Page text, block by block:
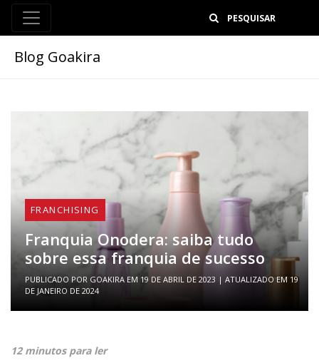
Blog Goakira
FRANCHISING
Franquia Onodera: saiba tudo
sobre essa franquia de sucesso
PUBLICADO POR GOAKIRA EM 19 DE ABRIL DE 2023 | ATUALIZADO EM 19
DE JANEIRO DE 2024
12 minutos para ler